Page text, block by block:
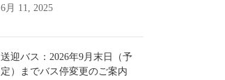
6月 11, 2025
送迎バス：2026年9月末日（予
定）までバス停変更のご案内